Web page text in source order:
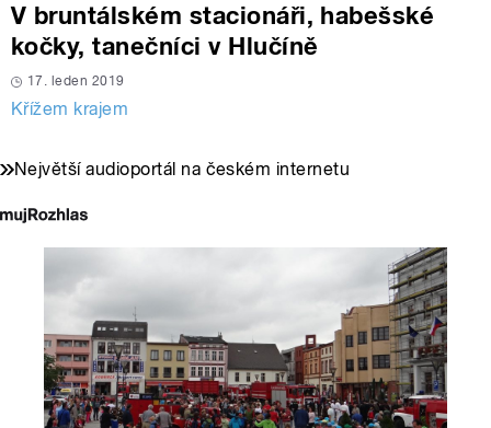
V bruntálském stacionáři, habešské
kočky, tanečníci v Hlučíně
17. leden 2019
Křížem krajem
Největší audioportál na českém internetu